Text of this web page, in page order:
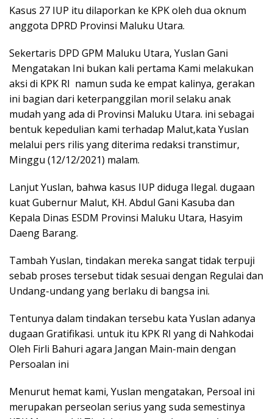
Kasus 27 IUP itu dilaporkan ke KPK oleh dua oknum
anggota DPRD Provinsi Maluku Utara.
Sekertaris DPD GPM Maluku Utara, Yuslan Gani
Mengatakan Ini bukan kali pertama Kami melakukan
aksi di KPK RI namun suda ke empat kalinya, gerakan
ini bagian dari keterpanggilan moril selaku anak
mudah yang ada di Provinsi Maluku Utara. ini sebagai
bentuk kepedulian kami terhadap Malut,kata Yuslan
melalui pers rilis yang diterima redaksi transtimur,
Minggu (12/12/2021) malam.
Lanjut Yuslan, bahwa kasus IUP diduga Ilegal. dugaan
kuat Gubernur Malut, KH. Abdul Gani Kasuba dan
Kepala Dinas ESDM Provinsi Maluku Utara, Hasyim
Daeng Barang.
Tambah Yuslan, tindakan mereka sangat tidak terpuji
sebab proses tersebut tidak sesuai dengan Regulai dan
Undang-undang yang berlaku di bangsa ini.
Tentunya dalam tindakan tersebu kata Yuslan adanya
dugaan Gratifikasi. untuk itu KPK RI yang di Nahkodai
Oleh Firli Bahuri agara Jangan Main-main dengan
Persoalan ini
Menurut hemat kami, Yuslan mengatakan, Persoal ini
merupakan perseolan serius yang suda semestinya